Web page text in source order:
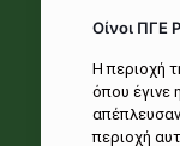
Οίνοι ΠΓΕ
Η περιοχή
όπου έγινε
περιοχή